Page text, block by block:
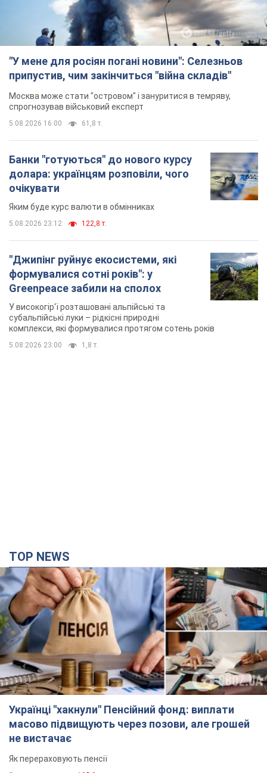
"У мене для росіян погані новини": Селезньов
припустив, чим закінчиться "війна складів"
Москва може стати "островом" і зануритися в темряву,
спрогнозував військовий експерт
5.08.2026 16:00 61,8 т.
Банки "готуються" до нового курсу
долара: українцям розповіли, чого
очікувати
Яким буде курс валюти в обмінниках
5.08.2026 23:12 122,8 т.
"Джипінг руйнує екосистеми, які
формувалися сотні років": у
Greenpeace забили на сполох
У високогір'ї розташовані альпійські та
субальпійські луки – рідкісні природні
комплекси, які формувалися протягом сотень років
5.08.2026 23:00 1,8 т.
TOP NEWS
Українці "хакнули" Пенсійний фонд: виплати
масово підвищують через позови, але грошей
не вистачає
Як перераховують пенсії